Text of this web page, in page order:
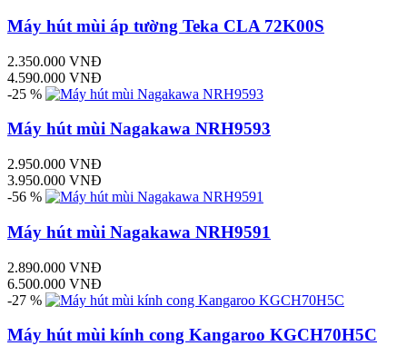
Máy hút mùi áp tường Teka CLA 72K00S
2.350.000 VNĐ
4.590.000 VNĐ
-25 %
Máy hút mùi Nagakawa NRH9593
2.950.000 VNĐ
3.950.000 VNĐ
-56 %
Máy hút mùi Nagakawa NRH9591
2.890.000 VNĐ
6.500.000 VNĐ
-27 %
Máy hút mùi kính cong Kangaroo KGCH70H5C